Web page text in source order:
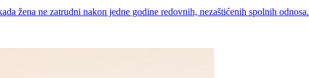
žena ne zatrudni nakon jedne godine redovnih, nezaštićenih spolnih odnosa.